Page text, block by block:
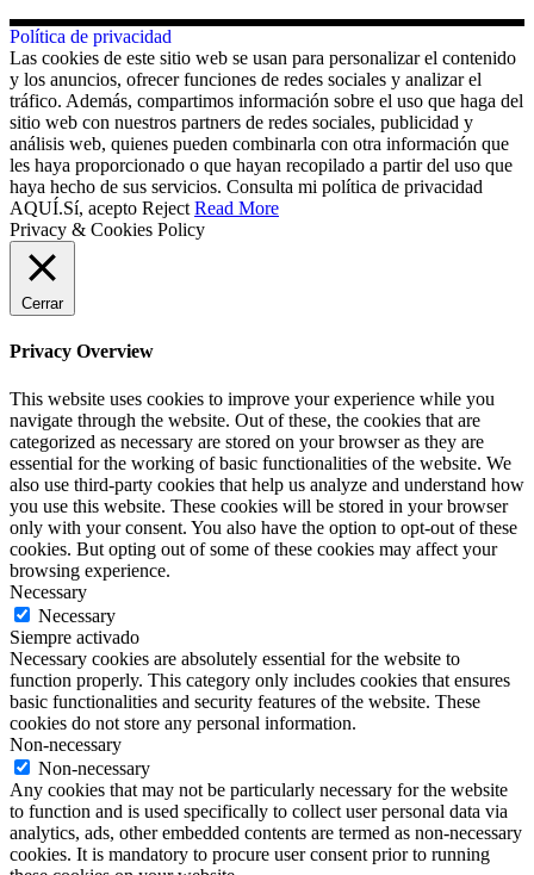
Política de privacidad
Las cookies de este sitio web se usan para personalizar el contenido
y los anuncios, ofrecer funciones de redes sociales y analizar el
tráfico. Además, compartimos información sobre el uso que haga del
sitio web con nuestros partners de redes sociales, publicidad y
análisis web, quienes pueden combinarla con otra información que
les haya proporcionado o que hayan recopilado a partir del uso que
haya hecho de sus servicios. Consulta mi política de privacidad
AQUÍ.Sí, acepto Reject Read More
Privacy & Cookies Policy
Cerrar
Privacy Overview
This website uses cookies to improve your experience while you
navigate through the website. Out of these, the cookies that are
categorized as necessary are stored on your browser as they are
essential for the working of basic functionalities of the website. We
also use third-party cookies that help us analyze and understand how
you use this website. These cookies will be stored in your browser
only with your consent. You also have the option to opt-out of these
cookies. But opting out of some of these cookies may affect your
browsing experience.
Necessary
Necessary
Siempre activado
Necessary cookies are absolutely essential for the website to
function properly. This category only includes cookies that ensures
basic functionalities and security features of the website. These
cookies do not store any personal information.
Non-necessary
Non-necessary
Any cookies that may not be particularly necessary for the website
to function and is used specifically to collect user personal data via
analytics, ads, other embedded contents are termed as non-necessary
cookies. It is mandatory to procure user consent prior to running